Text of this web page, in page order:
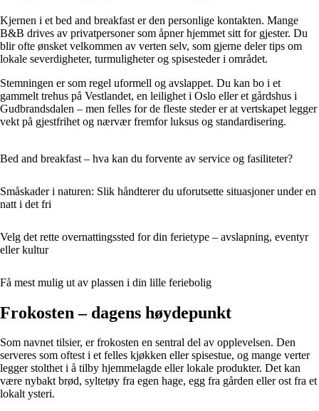
Kjernen i et bed and breakfast er den personlige kontakten. Mange
B&B drives av privatpersoner som åpner hjemmet sitt for gjester. Du
blir ofte ønsket velkommen av verten selv, som gjerne deler tips om
lokale severdigheter, turmuligheter og spisesteder i området.
Stemningen er som regel uformell og avslappet. Du kan bo i et
gammelt trehus på Vestlandet, en leilighet i Oslo eller et gårdshus i
Gudbrandsdalen – men felles for de fleste steder er at vertskapet legger
vekt på gjestfrihet og nærvær fremfor luksus og standardisering.
Bed and breakfast – hva kan du forvente av service og fasiliteter?
Småskader i naturen: Slik håndterer du uforutsette situasjoner under en
natt i det fri
Velg det rette overnattingssted for din ferietype – avslapning, eventyr
eller kultur
Få mest mulig ut av plassen i din lille feriebolig
Frokosten – dagens høydepunkt
Som navnet tilsier, er frokosten en sentral del av opplevelsen. Den
serveres som oftest i et felles kjøkken eller spisestue, og mange verter
legger stolthet i å tilby hjemmelagde eller lokale produkter. Det kan
være nybakt brød, syltetøy fra egen hage, egg fra gården eller ost fra et
lokalt ysteri.